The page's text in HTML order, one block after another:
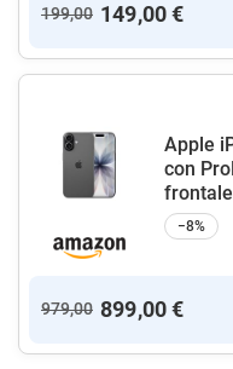
199,00 149,00 €
Apple
con
−8%
979,00 899,00 €